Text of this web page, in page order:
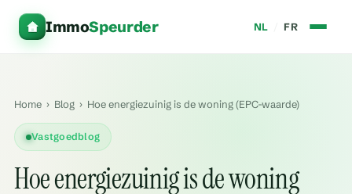
ImmoSpeurder NL FR
Home › Blog › Hoe energiezuinig is de woning (EPC-waarde)
Vastgoedblog
Hoe energiezuinig is de woning